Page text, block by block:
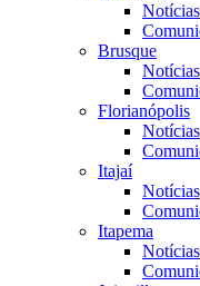
Notícias
Brusque
Notícias
Florianópolis
Notícias
Itajaí
Notícias
Itapema
Notícias